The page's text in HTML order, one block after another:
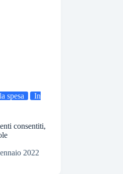
spesa
In
consentiti,
2022